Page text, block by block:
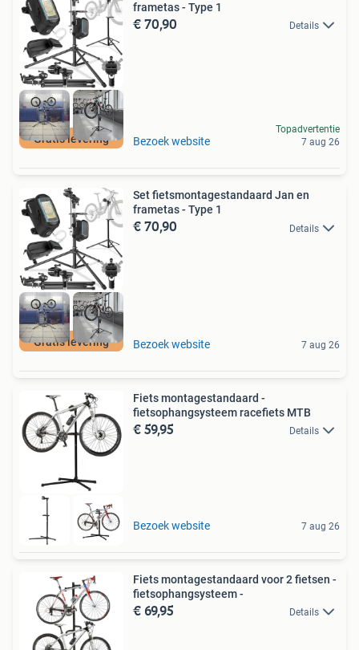
Gratis levering
frametas - Type 1
€ 70,90 Details
Bezoek website
Topadvertentie
7 aug 26
Gratis levering
Set fietsmontagestandaard Jan en
frametas - Type 1
€ 70,90 Details
Bezoek website 7 aug 26
Fiets montagestandaard -
fietsophangsysteem racefiets MTB
€ 59,95 Details
Bezoek website 7 aug 26
Fiets montagestandaard voor 2 fietsen -
fietsophangsysteem -
€ 69,95 Details